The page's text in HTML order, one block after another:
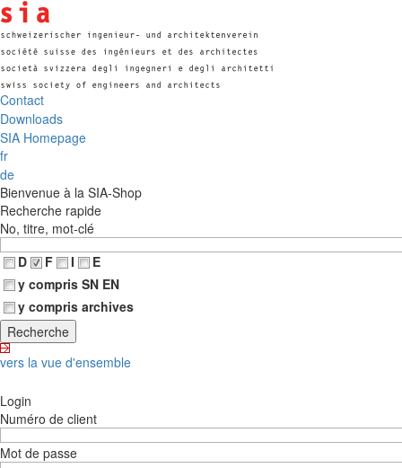
Contact
Downloads
SIA Homepage
fr
de
Bienvenue à la SIA-Shop
Recherche rapide
No, titre, mot-clé
D
F I
E
y compris SN EN
y compris archives
vers la vue d'ensemble
Login
Numéro de client
Mot de passe